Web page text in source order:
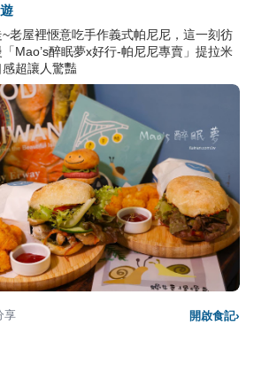
老屋裡愜意吃手作義式帕尼尼，這一刻彷
Mao’s醉眠夢x好行-帕尼尼專賣」提拉米
超讓人驚豔
享 開啟食記›